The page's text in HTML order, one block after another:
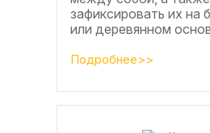
зафиксировать их на
или деревянном
составы. В этой статье
Подробнее>>